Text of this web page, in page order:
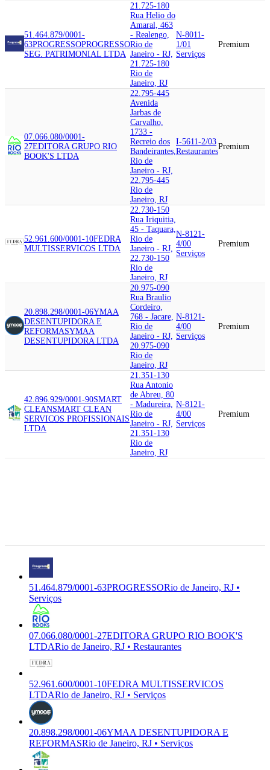
51.464.879/0001-
63PROGRESSOPROGRESSO
SEG. PATRIMONIAL LTDA
21.725-180
Rua Helio do
Amaral, 463
- Realengo,
Rio de
Janeiro - RJ,
21.725-180
Rio de
Janeiro, RJ
N-8011-
1/01
Serviços
Premium
07.066.080/0001-
27EDITORA GRUPO RIO
BOOK'S LTDA
22.795-445
Avenida
Jarbas de
Carvalho,
1733 -
Recreio dos
Bandeirantes,
Rio de
Janeiro - RJ,
22.795-445
Rio de
Janeiro, RJ
I-5611-2/03
Restaurantes
Premium
52.961.600/0001-10FEDRA
MULTISSERVICOS LTDA
22.730-150
Rua Iriquitia,
45 - Taquara,
Rio de
Janeiro - RJ,
22.730-150
Rio de
Janeiro, RJ
N-8121-
4/00
Serviços
Premium
20.898.298/0001-06YMAA
DESENTUPIDORA E
REFORMASYMAA
DESENTUPIDORA LTDA
20.975-090
Rua Braulio
Cordeiro,
768 - Jacare,
Rio de
Janeiro - RJ,
20.975-090
Rio de
Janeiro, RJ
N-8121-
4/00
Serviços
Premium
42.896.929/0001-90SMART
CLEANSMART CLEAN
SERVICOS PROFISSIONAIS
LTDA
21.351-130
Rua Antonio
de Abreu, 80
- Madureira,
Rio de
Janeiro - RJ,
21.351-130
Rio de
Janeiro, RJ
N-8121-
4/00
Serviços
Premium
51.464.879/0001-63PROGRESSORio de Janeiro, RJ •
Serviços
07.066.080/0001-27EDITORA GRUPO RIO BOOK'S
LTDARio de Janeiro, RJ • Restaurantes
52.961.600/0001-10FEDRA MULTISSERVICOS
LTDARio de Janeiro, RJ • Serviços
20.898.298/0001-06YMAA DESENTUPIDORA E
REFORMASRio de Janeiro, RJ • Serviços